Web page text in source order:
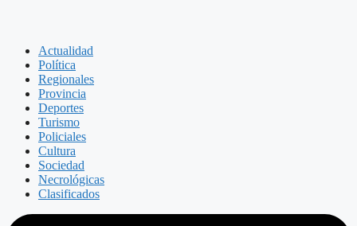
Actualidad
Política
Regionales
Provincia
Deportes
Turismo
Policiales
Cultura
Sociedad
Necrológicas
Clasificados